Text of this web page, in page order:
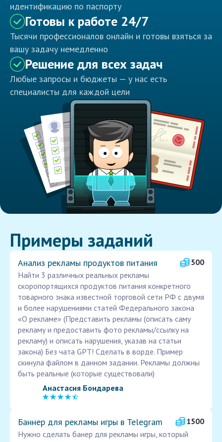
идентификацию по паспорту
Готовы к работе 24/7
Тысячи профессионалов онлайн и готовы взяться за
вашу задачу немедленно
Решение для всех задач
Любые запросы и бюджеты — у нас есть
специалисты для каждой цели
Примеры заданий
Анализ рекламы продуктов питания
500
Найти 3 различных реальных рекламы
скоропортящихся продуктов питания конкретного
товарного знака известной торговой сети РФ с двумя
и более нарушениями статей Федерального закона
«О рекламе» (Представить рекламы (описать саму
рекламу и предоставить фото рекламы/ссылку на
рекламу) и описать нарушения, указав на статьи
закона) Без чата GPT! Сделать в ворде. Пример
скинула файлом в данном задании. Рекламы должны
быть реальные (которые существовали)
Анастасия Бондарева
Баннер для рекламы игры в Telegram
1500
Нужно сделать банер для рекламы игры, который